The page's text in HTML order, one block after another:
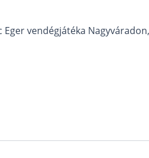
Eger vendégjátéka